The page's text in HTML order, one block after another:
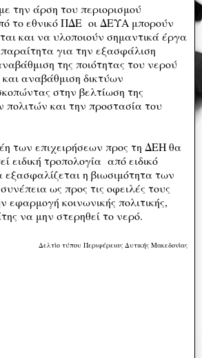
την άρση του περιορισμού
το εθνικό ΠΔΕ οι ΔΕΥΑ μπορούν
και να υλοποιούν σημαντικά έργα
για την εξασφάλιση
της ποιότητας του νερού
αναβάθμιση δικτύων
στην βελτίωση της
πολιτών και την προστασία του
των επιχειρήσεων προς τη ΔΕΗ θα
ειδική τροπολογία από ειδικό
η βιωσιμότητα των
ως προς τις οφειλές τους
εφαρμογή κοινωνικής πολιτικής,
να μην στερηθεί το νερό.
Δελτίο τύπου Περιφέρειας Δυτικής Μακεδονίας